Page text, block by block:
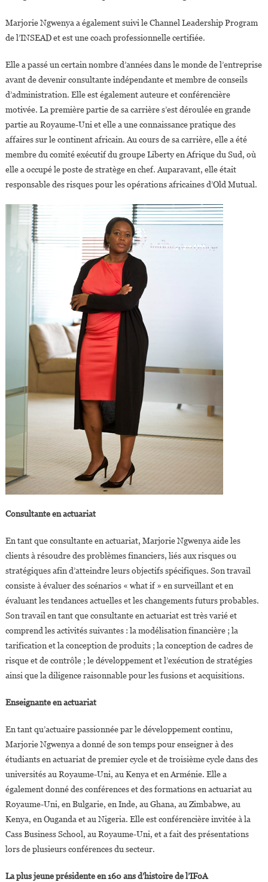
Marjorie Ngwenya a également suivi le Channel Leadership Program
de l’INSEAD et est une coach professionnelle certifiée.
Elle a passé un certain nombre d’années dans le monde de l’entreprise
avant de devenir consultante indépendante et membre de conseils
d’administration. Elle est également auteure et conférencière
motivée. La première partie de sa carrière s’est déroulée en grande
partie au Royaume-Uni et elle a une connaissance pratique des
affaires sur le continent africain. Au cours de sa carrière, elle a été
membre du comité exécutif du groupe Liberty en Afrique du Sud, où
elle a occupé le poste de stratège en chef. Auparavant, elle était
responsable des risques pour les opérations africaines d’Old Mutual.
Consultante en actuariat
En tant que consultante en actuariat, Marjorie Ngwenya aide les
clients à résoudre des problèmes financiers, liés aux risques ou
stratégiques afin d’atteindre leurs objectifs spécifiques. Son travail
consiste à évaluer des scénarios « what if » en surveillant et en
évaluant les tendances actuelles et les changements futurs probables.
Son travail en tant que consultante en actuariat est très varié et
comprend les activités suivantes : la modélisation financière ; la
tarification et la conception de produits ; la conception de cadres de
risque et de contrôle ; le développement et l’exécution de stratégies
ainsi que la diligence raisonnable pour les fusions et acquisitions.
Enseignante en actuariat
En tant qu’actuaire passionnée par le développement continu,
Marjorie Ngwenya a donné de son temps pour enseigner à des
étudiants en actuariat de premier cycle et de troisième cycle dans des
universités au Royaume-Uni, au Kenya et en Arménie. Elle a
également donné des conférences et des formations en actuariat au
Royaume-Uni, en Bulgarie, en Inde, au Ghana, au Zimbabwe, au
Kenya, en Ouganda et au Nigeria. Elle est conférencière invitée à la
Cass Business School, au Royaume-Uni, et a fait des présentations
lors de plusieurs conférences du secteur.
La plus jeune présidente en 160 ans d’histoire de l’IFoA